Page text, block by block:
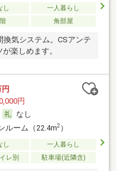
し
一人暮らし
角部屋
気システム。CSアンテ
楽しめます。
円
なし
ルーム（22.4m2）
し
一人暮らし
レ別 駐車場(近隣含)